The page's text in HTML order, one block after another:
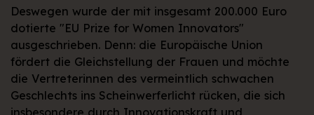
Deswegen wurde der mit insgesamt 200.000 Euro
dotierte "EU Prize for Women Innovators"
ausgeschrieben. Denn: die Europäische Union
fördert die Gleichstellung der Frauen und möchte
die Vertreterinnen des vermeintlich schwachen
Geschlechts ins Scheinwerferlicht rücken, die sich
insbesondere durch Innovationskraft und